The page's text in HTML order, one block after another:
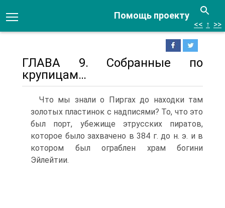
Помощь проекту
<< ↑ >>
ГЛАВА 9. Собранные по
крупицам…
Что мы знали о Пиргах до находки там
золотых пластинок с надписями? То, что это
был порт, убежище этрусских пиратов,
которое было захвачено в 384 г. до н. э. и в
котором был ограблен храм богини
Эйлейтии.